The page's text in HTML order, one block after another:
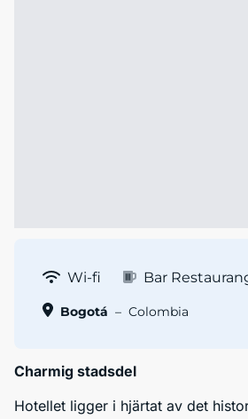
Wi-fi Bar
Bogotá – Colombia
Charmig stadsdel
Hotellet ligger i hjärtat av det